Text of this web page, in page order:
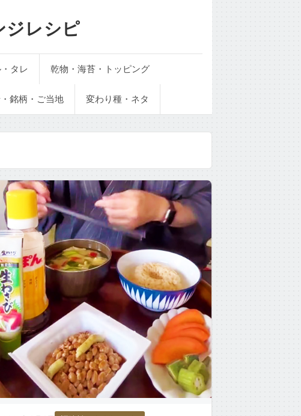
ジレシピ
タレ 乾物・海苔・トッピング
銘柄・ご当地 変わり種・ネタ